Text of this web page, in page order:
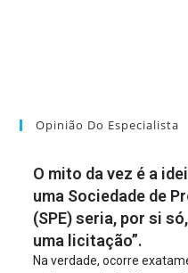
Opinião Do Especialista
O mito da vez é a
uma Sociedade de
(SPE) seria, por si
uma licitação”.
Na verdade, ocorre